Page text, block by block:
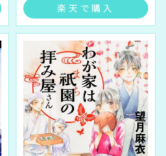
楽天で購入